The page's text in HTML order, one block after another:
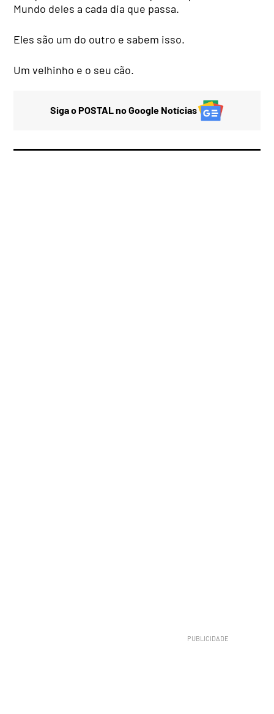
Mundo deles a cada dia que passa.
Eles são um do outro e sabem isso.
Um velhinho e o seu cão.
Siga o POSTAL no Google Notícias